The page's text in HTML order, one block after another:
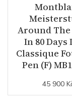
Around
In 80 Days
Classique
Pen (F)
45 900